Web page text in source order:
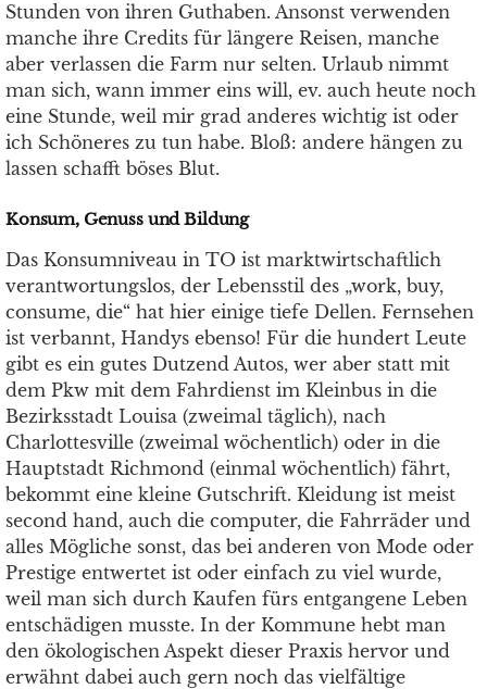
Stunden von ihren Guthaben. Ansonst verwenden
manche ihre Credits für längere Reisen, manche
aber verlassen die Farm nur selten. Urlaub nimmt
man sich, wann immer eins will, ev. auch heute noch
eine Stunde, weil mir grad anderes wichtig ist oder
ich Schöneres zu tun habe. Bloß: andere hängen zu
lassen schafft böses Blut.
Konsum, Genuss und Bildung
Das Konsumniveau in TO ist marktwirtschaftlich
verantwortungslos, der Lebensstil des „work, buy,
consume, die“ hat hier einige tiefe Dellen. Fernsehen
ist verbannt, Handys ebenso! Für die hundert Leute
gibt es ein gutes Dutzend Autos, wer aber statt mit
dem Pkw mit dem Fahrdienst im Kleinbus in die
Bezirksstadt Louisa (zweimal täglich), nach
Charlottesville (zweimal wöchentlich) oder in die
Hauptstadt Richmond (einmal wöchentlich) fährt,
bekommt eine kleine Gutschrift. Kleidung ist meist
second hand, auch die computer, die Fahrräder und
alles Mögliche sonst, das bei anderen von Mode oder
Prestige entwertet ist oder einfach zu viel wurde,
weil man sich durch Kaufen fürs entgangene Leben
entschädigen musste. In der Kommune hebt man
den ökologischen Aspekt dieser Praxis hervor und
erwähnt dabei auch gern noch das vielfältige